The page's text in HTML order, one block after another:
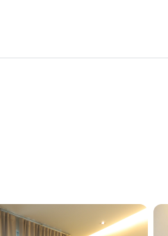
เลือกยูนิตเพื่อเป
เลือกได้สูงสุด 3 รายก